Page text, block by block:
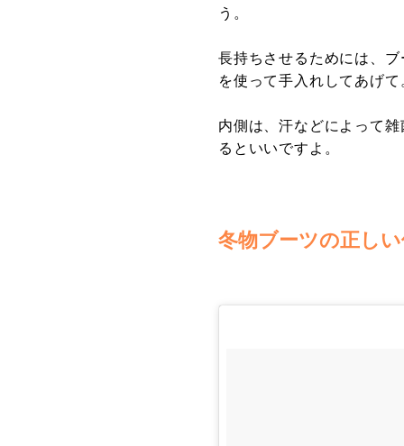
う。
長持ちさせるためには、
を使って手入れしてあげ
内側は、汗などによって
るといいですよ。
冬物ブーツの正し